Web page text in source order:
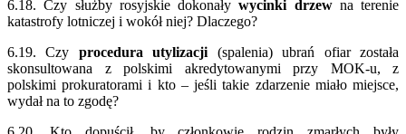
6.18. Czy służby rosyjskie dokonaływycinki drzewna terenie
katastrofy lotniczej i wokół niej? Dlaczego?
6.19. Czy procedura utylizacji (spalenia) ubrań ofiar została
skonsultowana z polskimi akredytowanymi przy MOK-u, z
polskimi prokuratorami i kto – jeśli takie zdarzenie miało miejsce,
wydał na to zgodę?